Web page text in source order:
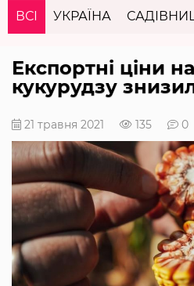
ВСІ УКРАЇНА
Експортні ціни
кукурудзу
21 травня 2021 135 0